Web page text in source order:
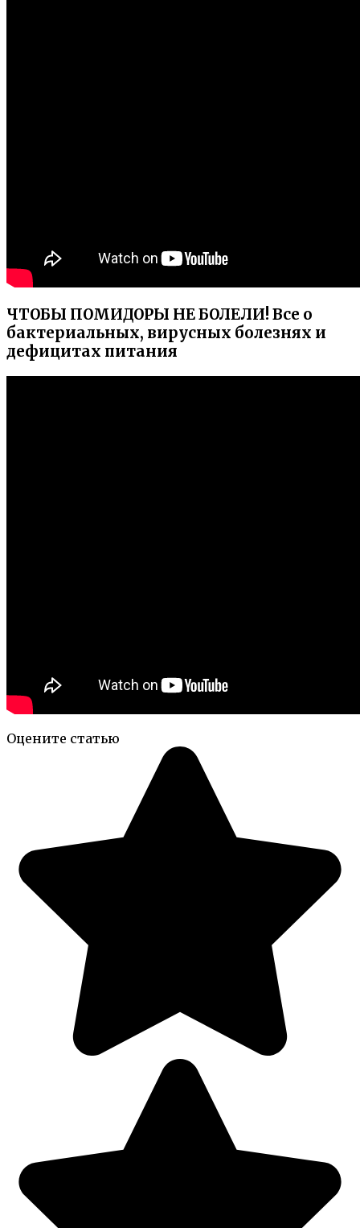
ЧТОБЫ ПОМИДОРЫ НЕ БОЛЕЛИ! Все о
бактериальных, вирусных болезнях и
дефицитах питания
Оцените статью